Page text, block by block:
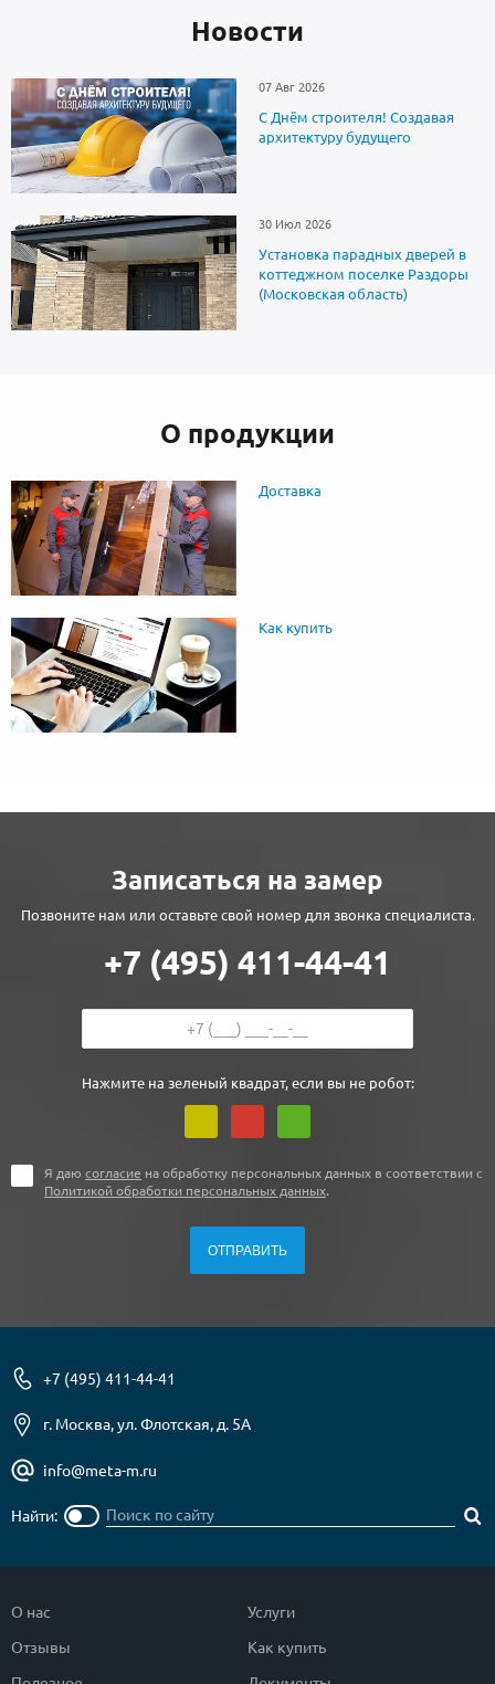
Новоcти
07 Авг 2026
С Днём строителя! Создавая
архитектуру будущего
30 Июл 2026
Установка парадных дверей в
коттеджном поселке Раздоры
(Московская область)
О продукции
Доставка
Как купить
Записаться на замер
Позвоните нам или оставьте свой номер для звонка специалиста.
+7 (495) 411-44-41
Нажмите на зеленый квадрат, если вы не робот:
Я даю согласие на обработку персональных данных в соответствии с
Политикой обработки персональных данных.
+7 (495) 411-44-41
г. Москва, ул. Флотская, д. 5А
info@meta-m.ru
Найти:
О нас
Отзывы
Услуги
Как купить